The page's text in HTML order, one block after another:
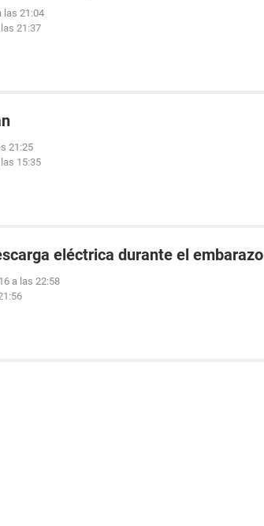
las 21:04
21:37
21:25
15:35
eléctrica durante el embarazo
a las 22:58